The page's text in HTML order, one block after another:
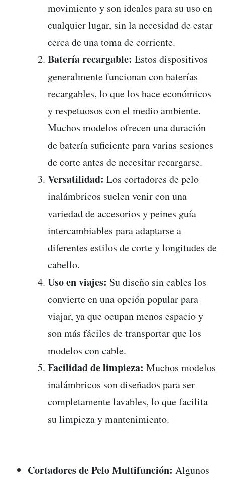
movimiento y son ideales para su uso en
cualquier lugar, sin la necesidad de estar
cerca de una toma de corriente.
Batería recargable: Estos dispositivos
generalmente funcionan con baterías
recargables, lo que los hace económicos
y respetuosos con el medio ambiente.
Muchos modelos ofrecen una duración
de batería suficiente para varias sesiones
de corte antes de necesitar recargarse.
Versatilidad: Los cortadores de pelo
inalámbricos suelen venir con una
variedad de accesorios y peines guía
intercambiables para adaptarse a
diferentes estilos de corte y longitudes de
cabello.
Uso en viajes: Su diseño sin cables los
convierte en una opción popular para
viajar, ya que ocupan menos espacio y
son más fáciles de transportar que los
modelos con cable.
Facilidad de limpieza: Muchos modelos
inalámbricos son diseñados para ser
completamente lavables, lo que facilita
su limpieza y mantenimiento.
Cortadores de Pelo Multifunción: Algunos